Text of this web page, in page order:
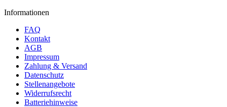
Informationen
FAQ
Kontakt
AGB
Impressum
Zahlung & Versand
Datenschutz
Stellenangebote
Widerrufsrecht
Batteriehinweise